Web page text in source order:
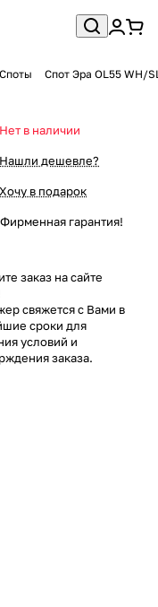
Споты Спот Эра OL55 WH/
Нет в наличии
Нашли дешевле?
Хочу в подарок
Фирменная гарантия!
заказ на сайте
свяжется с Вами в
сроки для
условий и
заказа.